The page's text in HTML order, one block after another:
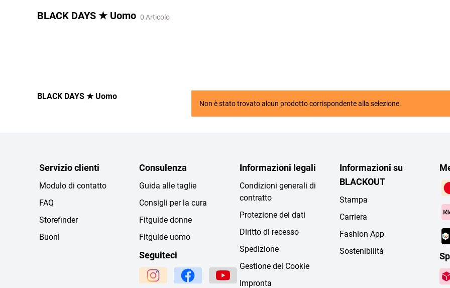
BLACK DAYS ★ Uomo 0 Articolo
BLACK DAYS ★ Uomo
Non è stato trovato alcun prodotto corrispondente alla selezione.
Servizio clienti
Modulo di contatto
FAQ
Storefinder
Buoni
Consulenza
Guida alle taglie
Consigli per la cura
Fitguide donne
Fitguide uomo
Seguiteci
Informazioni legali
Condizioni generali di
contratto
Protezione dei dati
Diritto di recesso
Spedizione
Gestione dei Cookie
Impronta
Informazioni su
BLACKOUT
Stampa
Carriera
Fashion App
Sostenibilità